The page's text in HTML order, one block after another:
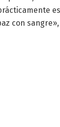
con